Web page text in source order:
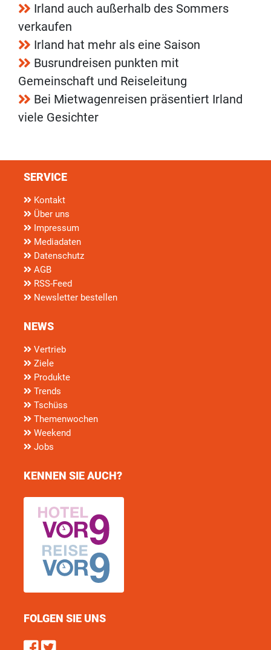
Irland auch außerhalb des Sommers
verkaufen
Irland hat mehr als eine Saison
Busrundreisen punkten mit
Gemeinschaft und Reiseleitung
Bei Mietwagenreisen präsentiert Irland
viele Gesichter
SERVICE
Kontakt
Über uns
Impressum
Mediadaten
Datenschutz
AGB
RSS-Feed
Newsletter bestellen
NEWS
Vertrieb
Ziele
Produkte
Trends
Tschüss
Themenwochen
Weekend
Jobs
KENNEN SIE AUCH?
FOLGEN SIE UNS